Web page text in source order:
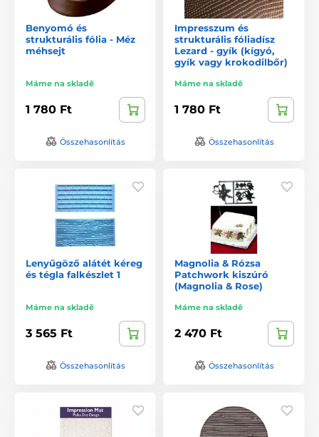
Benyomó és
strukturális fólia - Méz
méhsejt
Máme na skladě
1 780 Ft
Összehasonlítás
Impresszum és
strukturális fóliadísz
Lezard - gyík (kígyó,
gyík vagy krokodilbőr)
Máme na skladě
1 780 Ft
Összehasonlítás
Lenyűgöző alátét kéreg
és tégla falkészlet 1
Máme na skladě
3 565 Ft
Összehasonlítás
Magnolia & Rózsa
Patchwork kiszúró
(Magnolia & Rose)
Máme na skladě
2 470 Ft
Összehasonlítás